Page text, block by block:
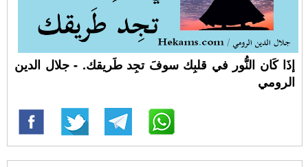
إذَا كَان النُّور في قلبِك سوفَ تجِد طَريقك. - جلال الدين
الرومي